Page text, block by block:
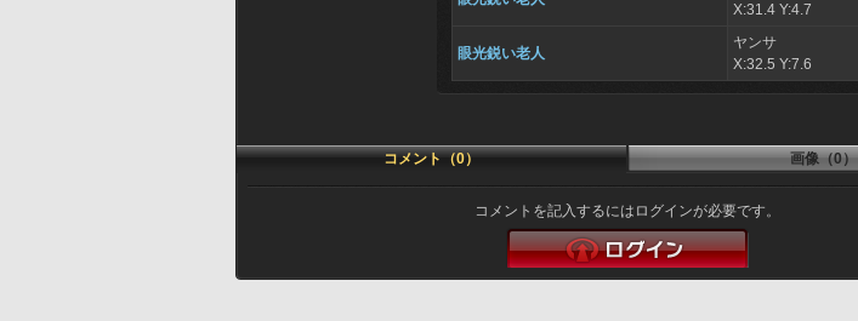
X:31.4 Y:4.7
眼光鋭い老人
ヤンサ
X:32.5 Y:7.6
コメント（0） 画像（0）
コメントを記入するにはログインが必要です。